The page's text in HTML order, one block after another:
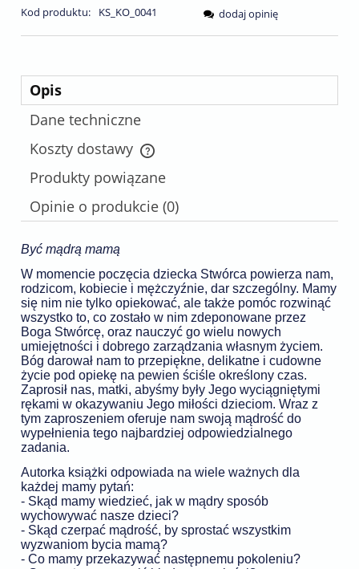
Kod produktu:
KS_KO_0041
dodaj opinię
Opis
Dane techniczne
Koszty dostawy
Cena nie zawiera ewentualnych kosztów płatności
Produkty powiązane
Opinie o produkcie (0)
Być mądrą mamą
W momencie poczęcia dziecka Stwórca powierza nam,
rodzicom, kobiecie i mężczyźnie, dar szczególny. Mamy
się nim nie tylko opiekować, ale także pomóc rozwinąć
wszystko to, co zostało w nim zdeponowane przez
Boga Stwórcę, oraz nauczyć go wielu nowych
umiejętności i dobrego zarządzania własnym życiem.
Bóg darował nam to przepiękne, delikatne i cudowne
życie pod opiekę na pewien ściśle określony czas.
Zaprosił nas, matki, abyśmy były Jego wyciągniętymi
rękami w okazywaniu Jego miłości dzieciom. Wraz z
tym zaproszeniem oferuje nam swoją mądrość do
wypełnienia tego najbardziej odpowiedzialnego
zadania.
Autorka książki odpowiada na wiele ważnych dla
każdej mamy pytań:
- Skąd mamy wiedzieć, jak w mądry sposób
wychowywać nasze dzieci?
- Skąd czerpać mądrość, by sprostać wszystkim
wyzwaniom bycia mamą?
- Co mamy przekazywać następnemu pokoleniu?